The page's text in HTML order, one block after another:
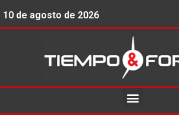
10 de agosto de 2026